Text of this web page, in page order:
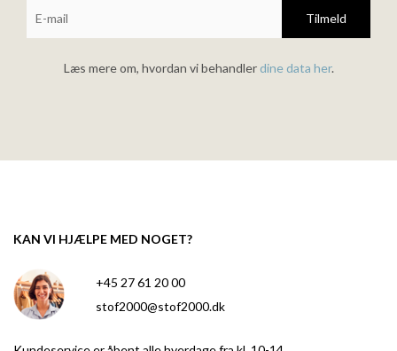
Tilmeld
Læs mere om, hvordan vi behandlerdine data her.
KAN VI HJÆLPE MED NOGET?
+45 27 61 20 00
stof2000@stof2000.dk